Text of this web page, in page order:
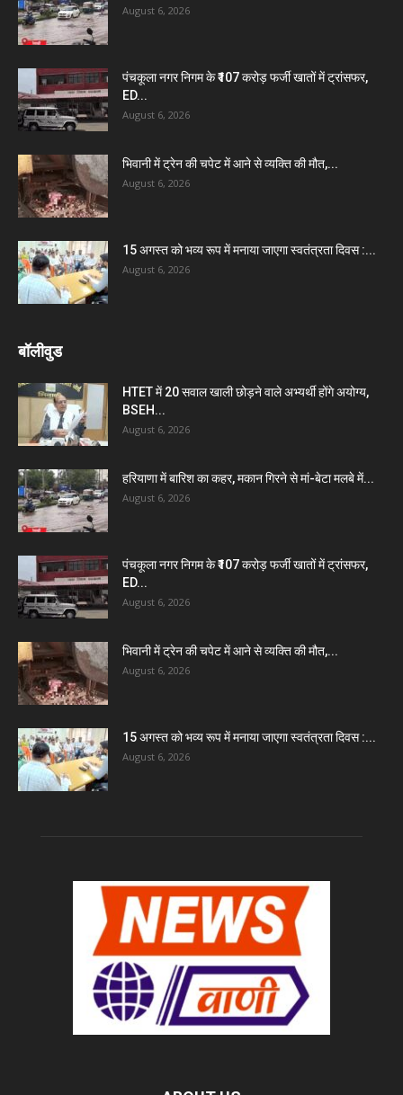
August 6, 2026
पंचकूला नगर निगम के ₹107 करोड़ फर्जी खातों में ट्रांसफर,
ED...
August 6, 2026
भिवानी में ट्रेन की चपेट में आने से व्यक्ति की मौत,...
August 6, 2026
15 अगस्त को भव्य रूप में मनाया जाएगा स्वतंत्रता दिवस :...
August 6, 2026
बॉलीवुड
HTET में 20 सवाल खाली छोड़ने वाले अभ्यर्थी होंगे अयोग्य,
BSEH...
August 6, 2026
हरियाणा में बारिश का कहर, मकान गिरने से मां-बेटा मलबे में...
August 6, 2026
पंचकूला नगर निगम के ₹107 करोड़ फर्जी खातों में ट्रांसफर,
ED...
August 6, 2026
भिवानी में ट्रेन की चपेट में आने से व्यक्ति की मौत,...
August 6, 2026
15 अगस्त को भव्य रूप में मनाया जाएगा स्वतंत्रता दिवस :...
August 6, 2026